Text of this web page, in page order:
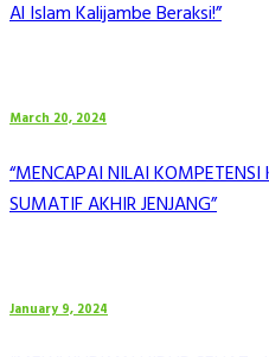
Al Islam Kalijambe Beraksi!”
March 20, 2024
“MENCAPAI NILAI KOMPETENSI
SUMATIF AKHIR JENJANG”
January 9, 2024